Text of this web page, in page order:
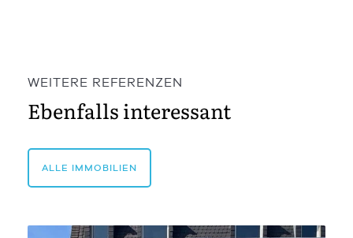
WEITERE REFERENZEN
Ebenfalls interessant
ALLE IMMOBILIEN